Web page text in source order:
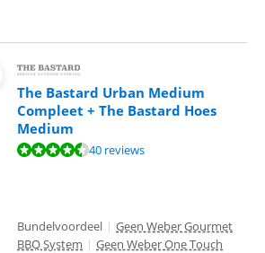
The Bastard Urban Medium
Compleet + The Bastard Hoes
Medium
10, gebaseerd op 40 reviews.
40 reviews
Bundelvoordeel | Geen Weber Gourmet
BBQ System | Geen Weber One Touch